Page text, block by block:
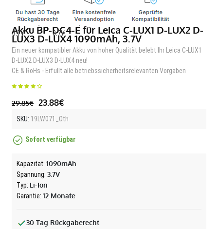
Akku BP-DC4-E für Leica C-LUX1 D-LUX2 D-
LUX3 D-LUX4 1090mAh, 3.7V
Ein neuer kompatibler Akku von hoher Qualität belebt Ihr Leica C-LUX1
D-LUX2 D-LUX3 D-LUX4 neu!
CE & RoHs - Erfüllt alle betriebssicherheitsrelevanten Vorgaben
29.85€ 23.88€
SKU: 19LW071_Oth
Sofort verfügbar
Kapazität: 1090mAh
Spannung: 3.7V
Typ: Li-Ion
Garantie: 12 Monate
30 Tag Rückgaberecht